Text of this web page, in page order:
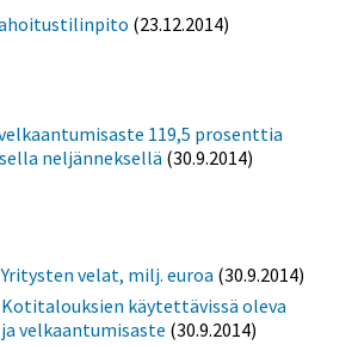
(23.12.2014)
119,5 prosenttia
neljänneksellä (30.9.2014)
velat, milj. euroa (30.9.2014)
käytettävissä oleva
velkaantumisaste (30.9.2014)